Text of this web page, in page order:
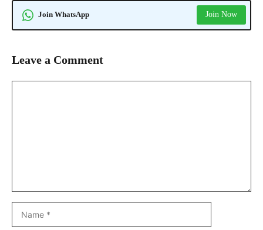
Join WhatsApp Join Now
Leave a Comment